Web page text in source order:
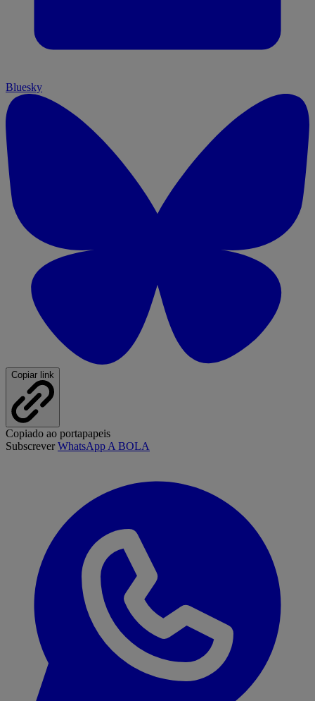
Bluesky
Copiar link
Copiado ao portapapeis
SubscreverWhatsApp A BOLA